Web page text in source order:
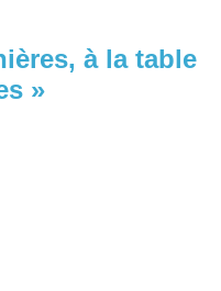
à la table
»